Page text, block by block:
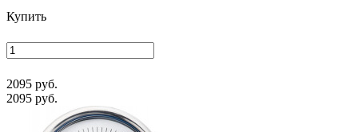
Купить
2095 руб.
2095 руб.